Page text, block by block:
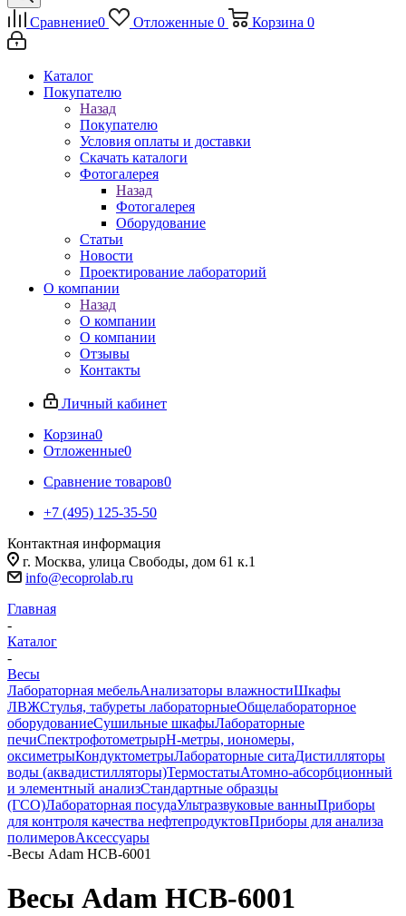
Сравнение0 Отложенные 0 Корзина 0
Каталог
Покупателю
Назад
Покупателю
Условия оплаты и доставки
Скачать каталоги
Фотогалерея
Назад
Фотогалерея
Оборудование
Статьи
Новости
Проектирование лабораторий
О компании
Назад
О компании
О компании
Отзывы
Контакты
Личный кабинет
Корзина0
Отложенные0
Сравнение товаров0
+7 (495) 125-35-50
Контактная информация
г. Москва, улица Свободы, дом 61 к.1
info@ecoprolab.ru
Главная
-
Каталог
-
Весы
Лабораторная мебельАнализаторы влажностиШкафы
ЛВЖСтулья, табуреты лабораторныеОбщелабораторное
оборудованиеСушильные шкафыЛабораторные
печиСпектрофотометрыpH-метры, иономеры,
оксиметрыКондуктометрыЛабораторные ситаДистилляторы
воды (аквадистилляторы)ТермостатыАтомно-абсорбционный
и элементный анализСтандартные образцы
(ГСО)Лабораторная посудаУльтразвуковые ванныПриборы
для контроля качества нефтепродуктовПриборы для анализа
полимеровАксессуары
-Весы Adam HCB-6001
Весы Adam HCB-6001